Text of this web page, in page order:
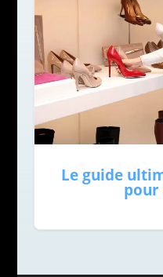
Le guide
pour